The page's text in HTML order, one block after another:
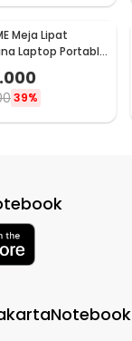
Meja Lipat
Laptop Portable
39%